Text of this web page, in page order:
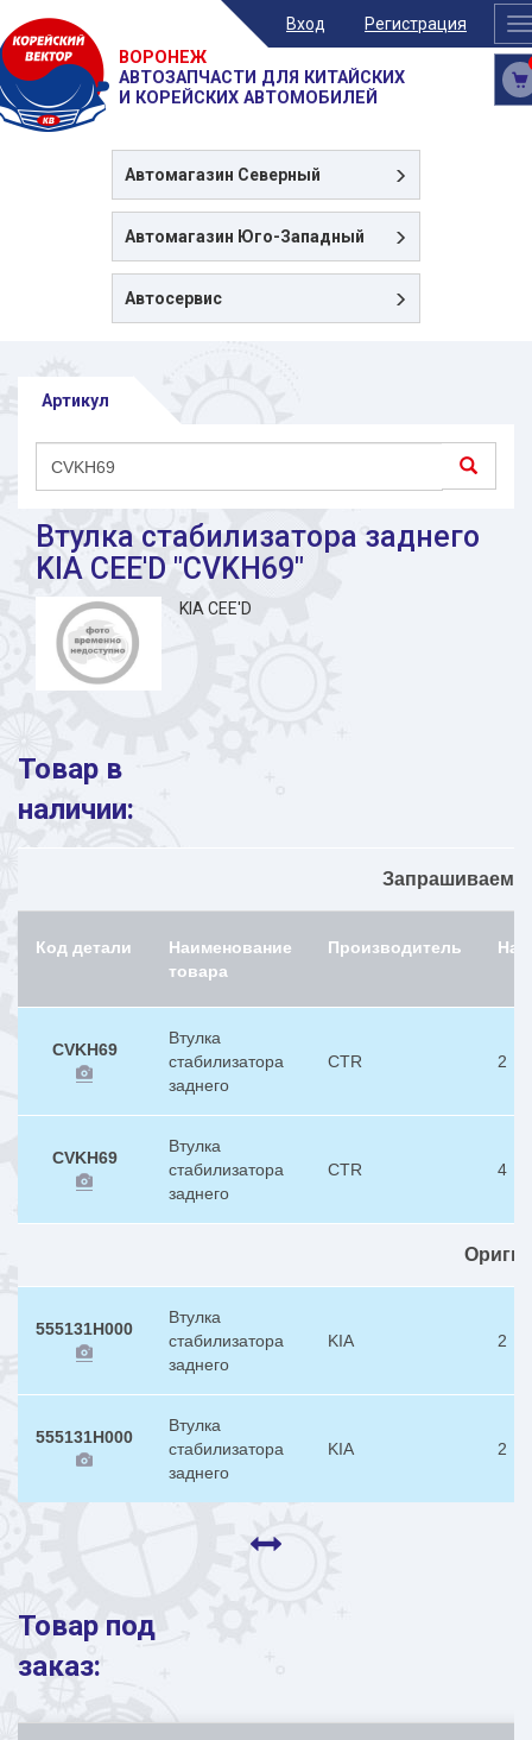
Вход Регистрация
ВОРОНЕЖ
АВТОЗАПЧАСТИ ДЛЯ КИТАЙСКИХ
И КОРЕЙСКИХ АВТОМОБИЛЕЙ
Автомагазин Северный
Автомагазин Юго-Западный
Автосервис
Артикул
Втулка стабилизатора заднего
KIA CEE'D "CVKH69"
KIA CEE'D
Товар в
наличии:
Код детали
Наименование
товара
Производитель
CVKH69
Втулка
стабилизатора
заднего
CTR 2
CVKH69
Втулка
стабилизатора
заднего
CTR 4
555131H000
Втулка
стабилизатора
заднего
KIA 2
555131H000
Втулка
стабилизатора
заднего
KIA 2
Товар под
заказ: